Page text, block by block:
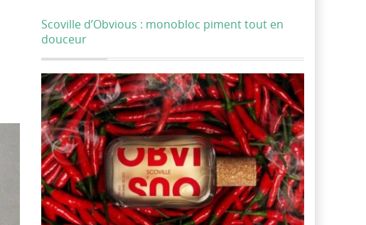
Scoville d’Obvious : monobloc piment tout en
douceur